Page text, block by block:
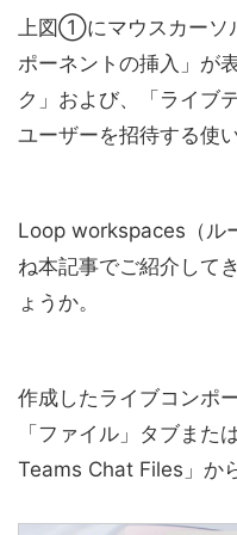
上図①にマウスカーソ
ポーネントの挿入」が
ク」および、「ライ
ユーザーを招待する使
Loop workspaces（ル
ね本記事でご紹介して
ょうか。
作成したライブコンポ
「ファイル」タブま
Teams Chat Files」か